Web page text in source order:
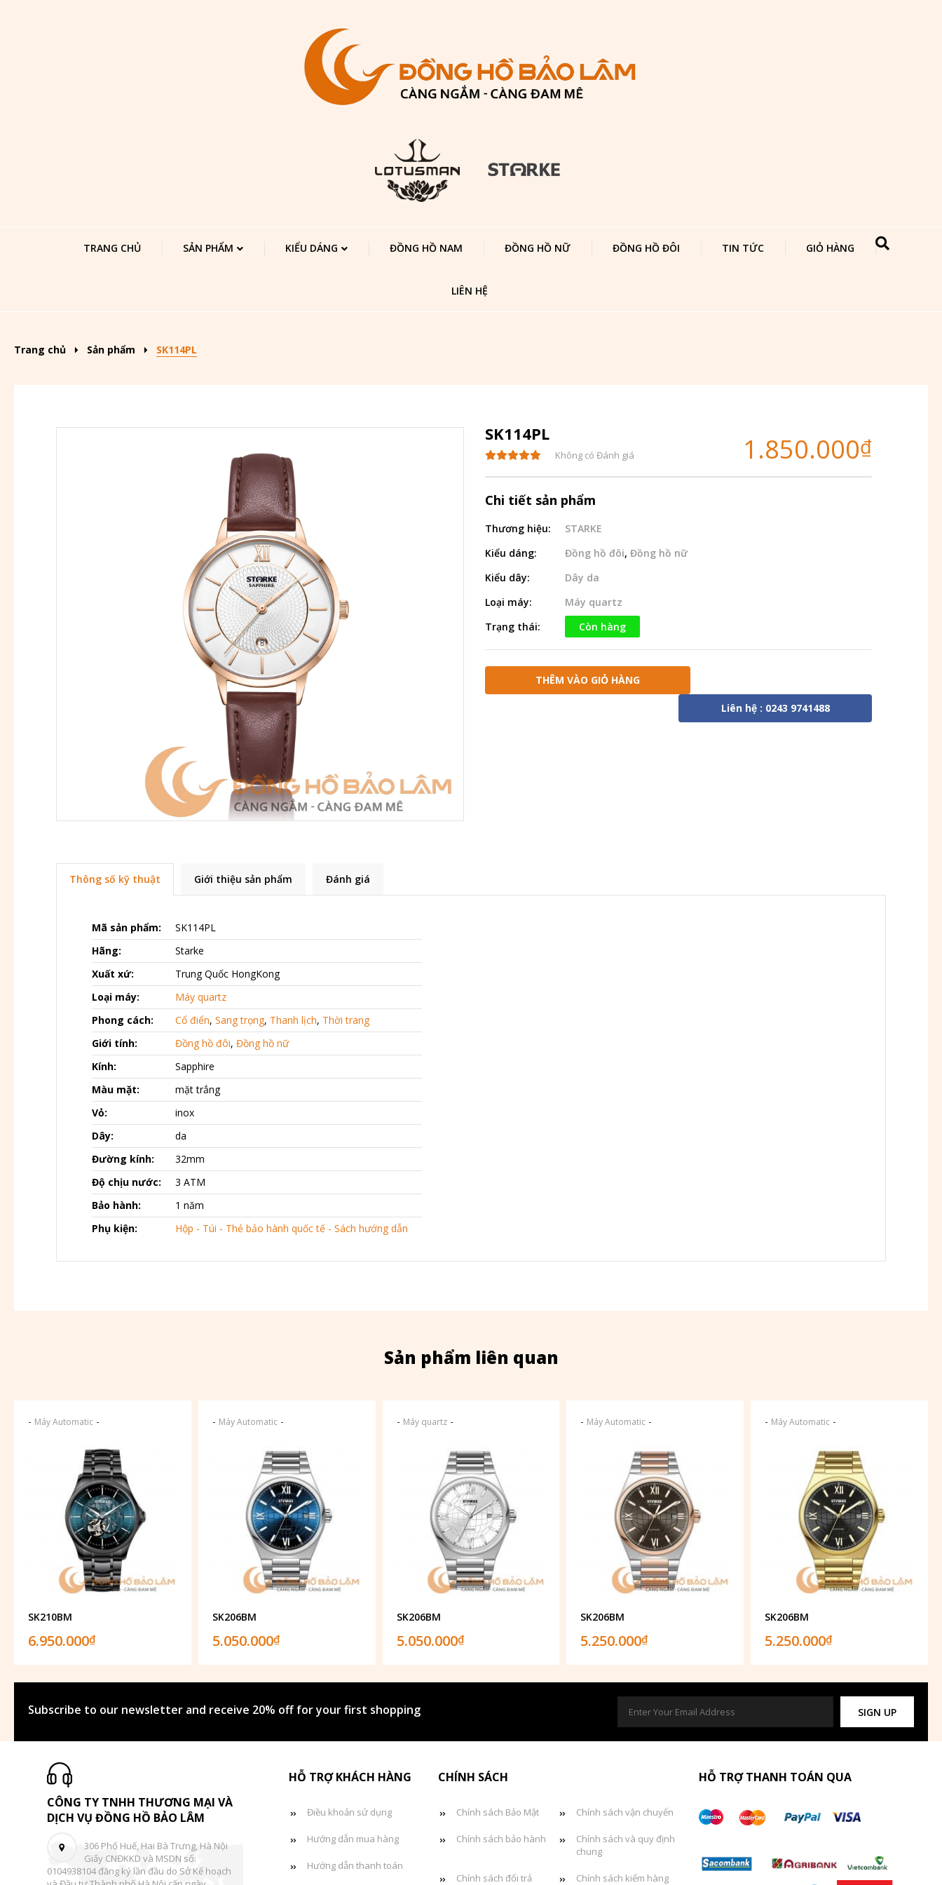
TRANG CHỦ SẢN PHẨM KIỂU DÁNG ĐỒNG HỒ NAM ĐỒNG HỒ NỮ ĐỒNG HỒ ĐÔI TIN TỨC GIỎ HÀNG
LIÊN HỆ
Trang chủ Sản phẩm SK114PL
SK114PL
Không có Đánh giá 1.850.000₫
Chi tiết sản phẩm
Thương hiệu:
STARKE
Kiểu dáng:
Đồng hồ đôi, Đồng hồ nữ
Kiểu dây:
Dây da
Loại máy:
Máy quartz
Trạng thái:
Còn hàng
THÊM VÀO GIỎ HÀNG
Liên hệ : 0243 9741488
Thông số kỹ thuật Giới thiệu sản phẩm Đánh giá
Mã sản phẩm:
SK114PL
Hãng:
Starke
Xuất xứ:
Trung Quốc HongKong
Loại máy:
Máy quartz
Phong cách:
Cổ điển, Sang trọng, Thanh lịch, Thời trang
Giới tính:
Đồng hồ đôi, Đồng hồ nữ
Kính:
Sapphire
Màu mặt:
mặt trắng
Vỏ:
inox
Dây:
da
Đường kính:
32mm
Độ chịu nước:
3 ATM
Bảo hành:
1 năm
Phụ kiện:
Hộp - Túi - Thẻ bảo hành quốc tế - Sách hướng dẫn
Sản phẩm liên quan
- Máy Automatic -
SK210BM
6.950.000₫
- Máy Automatic-
SK206BM
5.050.000₫
- Máy quartz-
SK206BM
5.050.000₫
- Máy Automatic -
SK206BM
5.250.000₫
- Máy Automatic -
SK206BM
5.250.000₫
Subscribe to our newsletter and receive 20% off for your first shopping SIGN UP
CÔNG TY TNHH THƯƠNG MẠI VÀ
DỊCH VỤ ĐỒNG HỒ BẢO LÂM
306 Phố Huế, Hai Bà Trưng, Hà Nội
Giấy CNĐKKD và MSDN số:
0104938104 đăng ký lần đầu do Sở Kế hoạch
HỖ TRỢ KHÁCH HÀNG
Điều khoản sử dụng
Hướng dẫn mua hàng
Hướng dẫn thanh toán
CHÍNH SÁCH
Chính sách Bảo Mật Chính sách vận chuyển
Chính sách bảo hành
Chính sách và quy định
chung
Chính sách đổi trả Chính sách kiểm hàng
HỖ TRỢ THANH TOÁN QUA